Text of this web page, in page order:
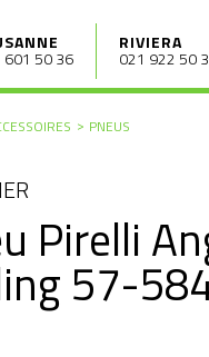
601 50 36
RIVIERA
021 922 50
PNEUS
Pirelli
57-